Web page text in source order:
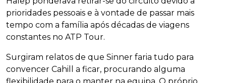
prioridades pessoais e à vontade de passar mais
tempo com a família após décadas de viagens
constantes no ATP Tour.
Surgiram relatos de que Sinner faria tudo para
convencer Cahill a ficar, procurando alguma